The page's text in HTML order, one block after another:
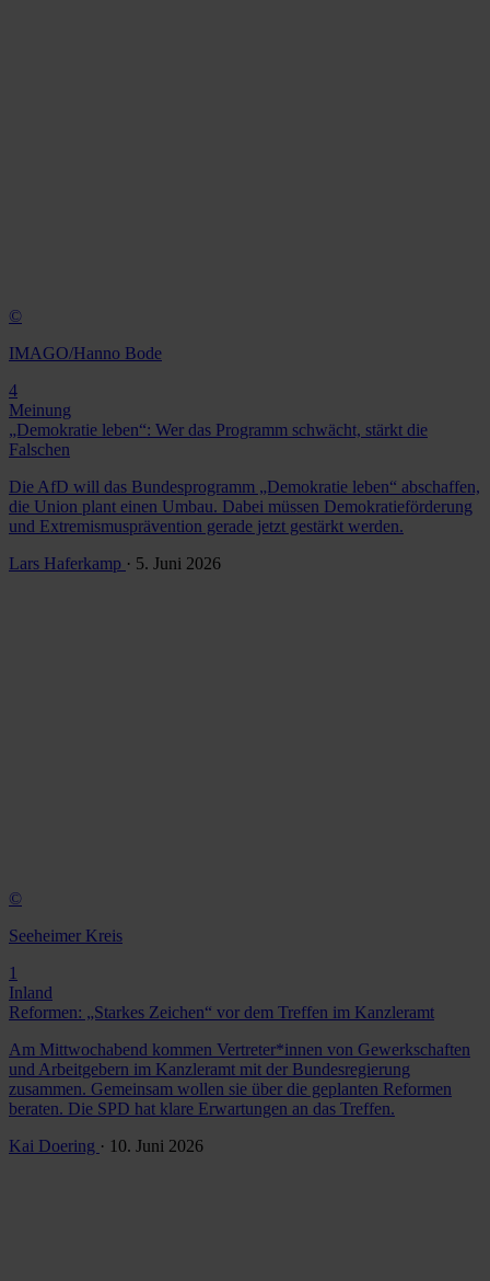
©
IMAGO/Hanno Bode
4
Meinung
„Demokratie leben“: Wer das Programm schwächt, stärkt die
Falschen
Die AfD will das Bundesprogramm „Demokratie leben“ abschaffen,
die Union plant einen Umbau. Dabei müssen Demokratieförderung
und Extremismusprävention gerade jetzt gestärkt werden.
Lars Haferkamp · 5. Juni 2026
©
Seeheimer Kreis
1
Inland
Reformen: „Starkes Zeichen“ vor dem Treffen im Kanzleramt
Am Mittwochabend kommen Vertreter*innen von Gewerkschaften
und Arbeitgebern im Kanzleramt mit der Bundesregierung
zusammen. Gemeinsam wollen sie über die geplanten Reformen
beraten. Die SPD hat klare Erwartungen an das Treffen.
Kai Doering · 10. Juni 2026